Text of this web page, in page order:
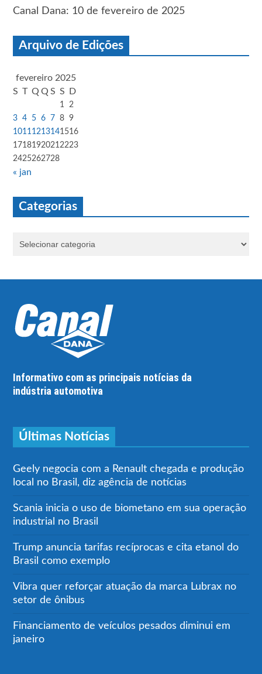
Canal Dana: 10 de fevereiro de 2025
Arquivo de Edições
fevereiro 2025
S T Q Q S S D
1
2
3 4 5 6 7 8 9
1011 1213141516
1718192021 2223
2425262728
« jan
Categorias
Informativo com as principais notícias da
indústria automotiva
Últimas Notícias
Geely negocia com a Renault chegada e produção
local no Brasil, diz agência de notícias
Scania inicia o uso de biometano em sua operação
industrial no Brasil
Trump anuncia tarifas recíprocas e cita etanol do
Brasil como exemplo
Vibra quer reforçar atuação da marca Lubrax no
setor de ônibus
Financiamento de veículos pesados diminui em
janeiro